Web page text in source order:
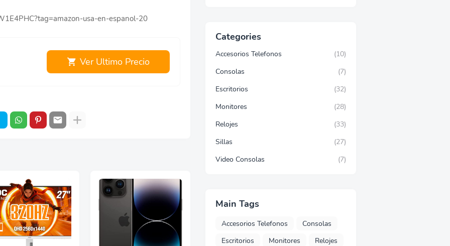
usa-en-espanol-20
Ver Ultimo Precio
Categories
Accesorios Telefonos
(10)
Consolas
(7)
Escritorios
(32)
Monitores
(28)
Relojes
(33)
Sillas
(27)
Video Consolas
(7)
Main Tags
Accesorios Telefonos
Consolas
Escritorios
Monitores
Relojes